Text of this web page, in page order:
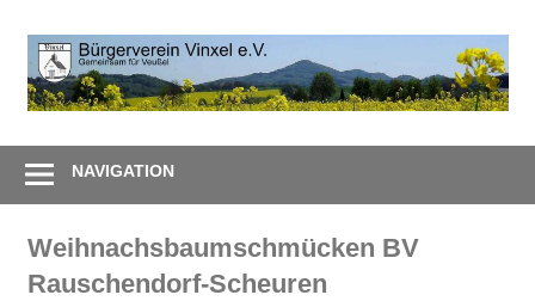
Inhalt
springen
ZusammenNAVIGATION
Weihnachsbaumschmücken BV
Rauschendorf-Scheuren